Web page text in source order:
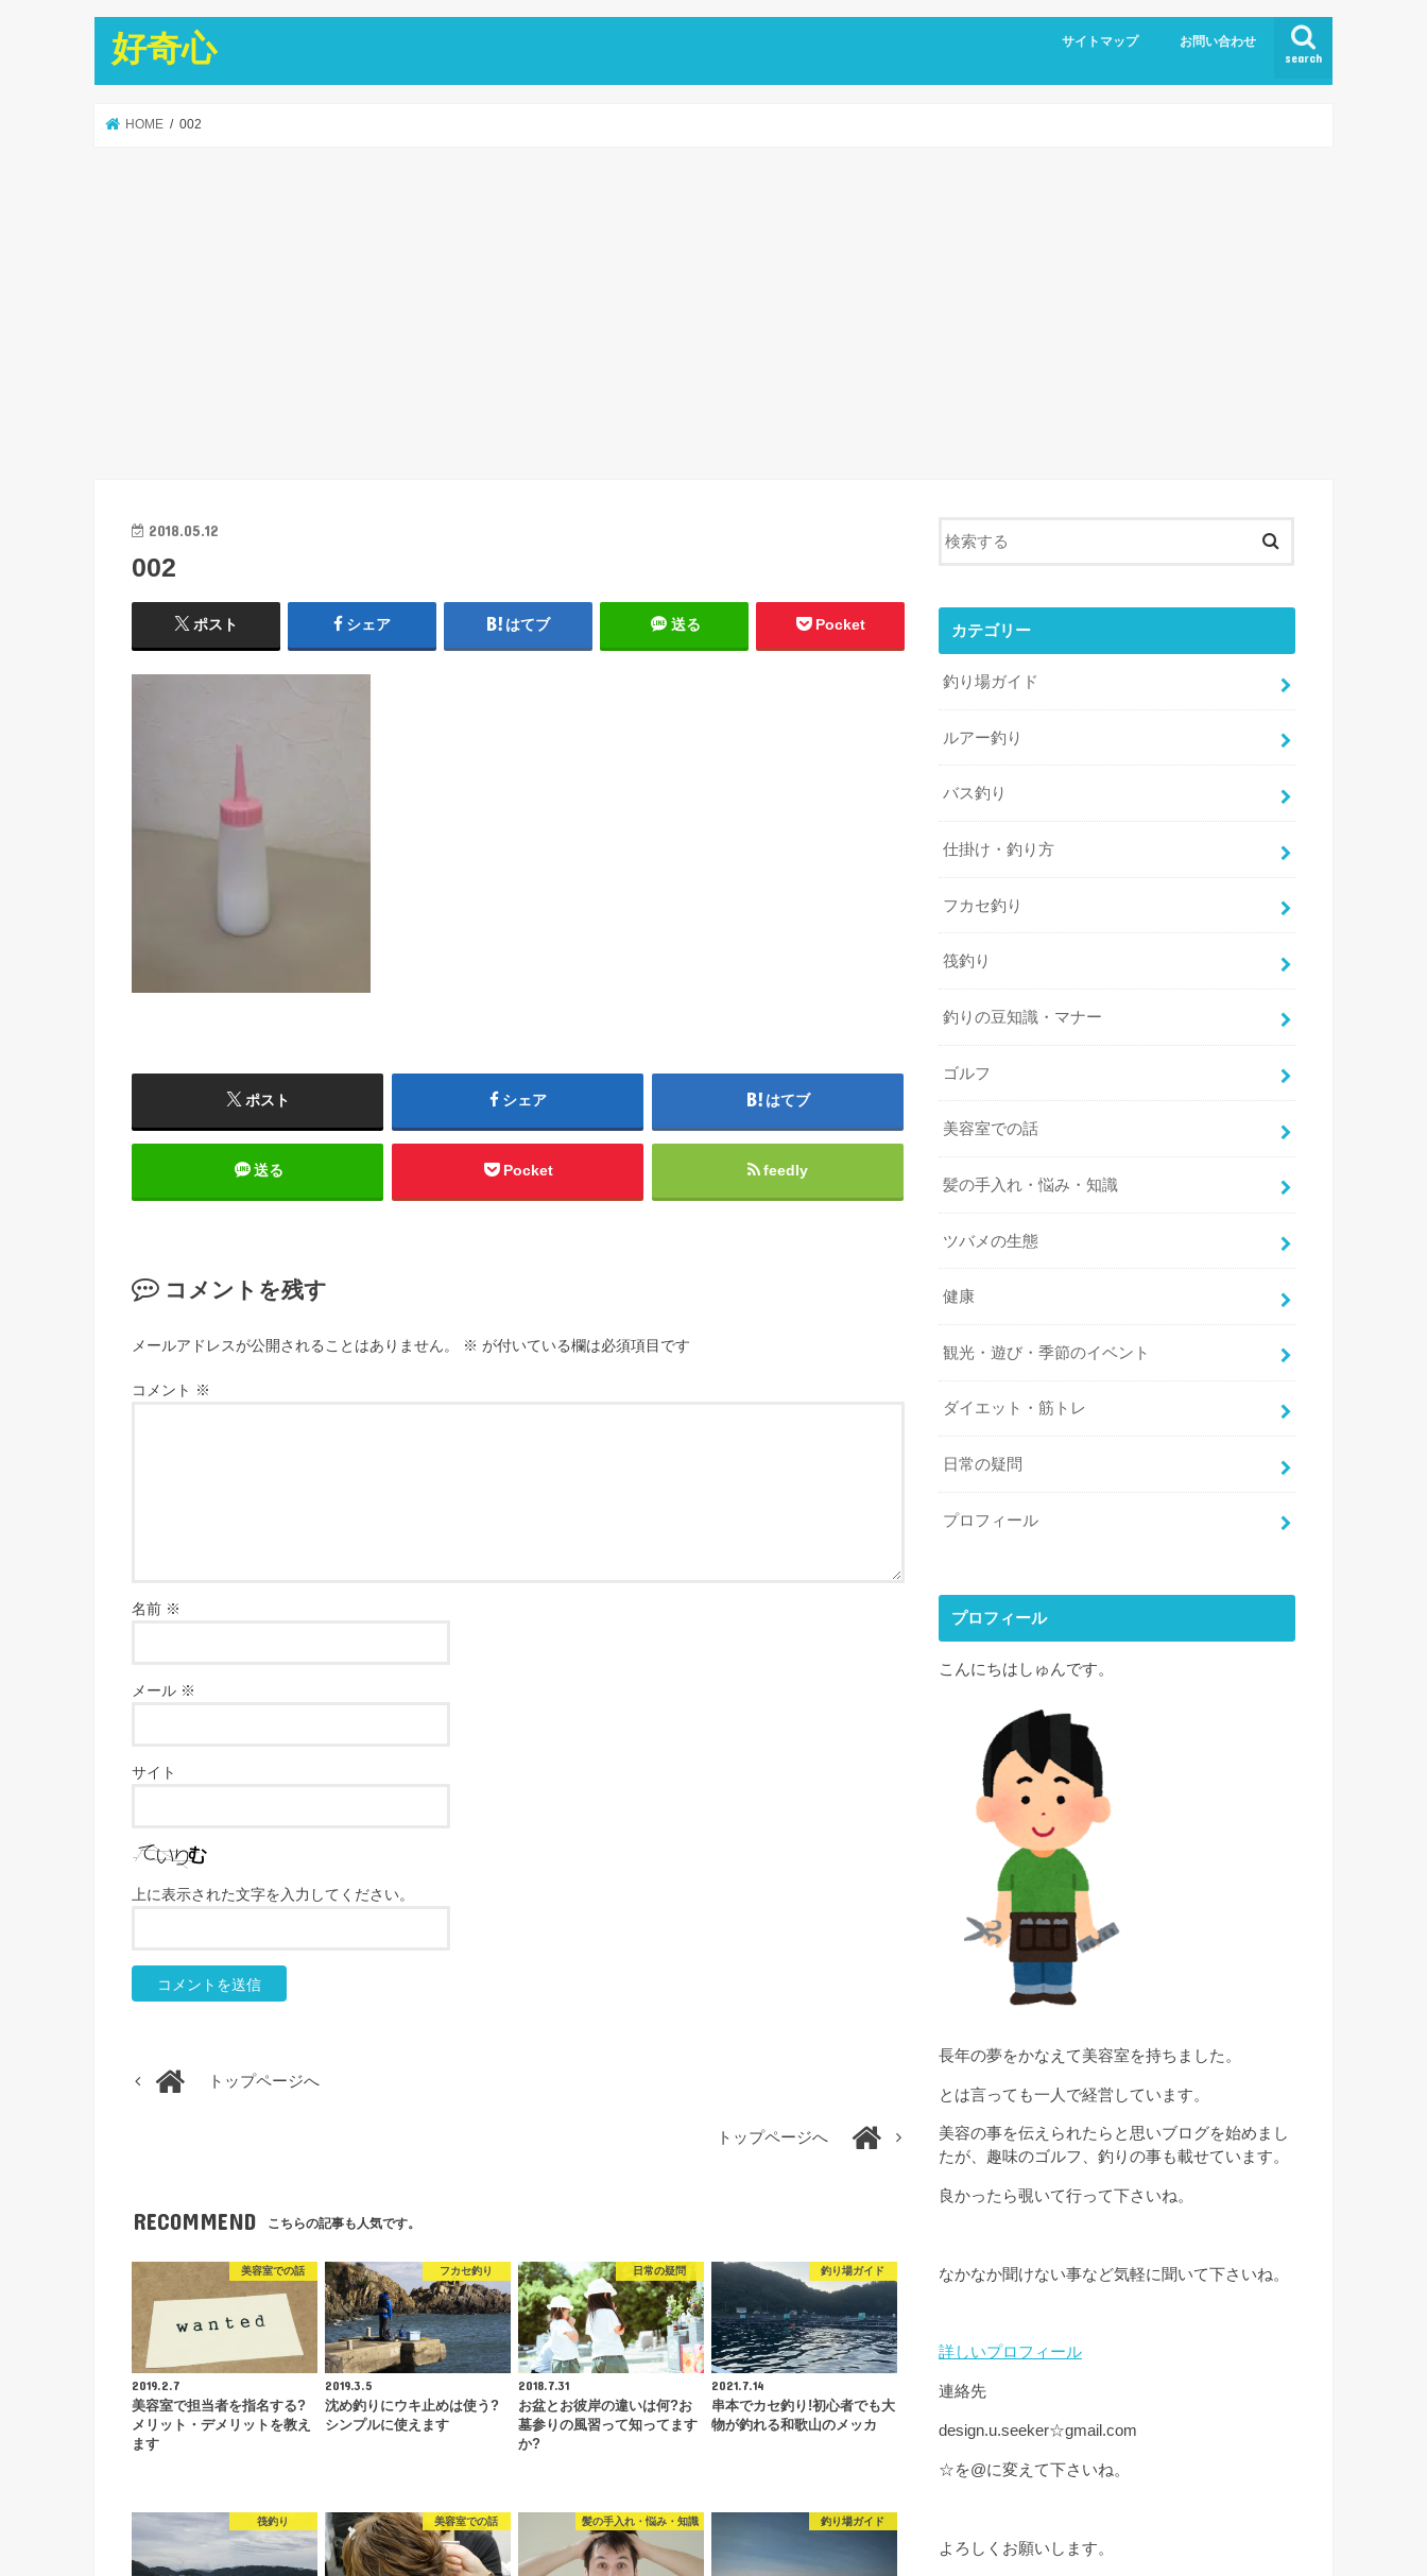
好奇心 search
サイトマップ お問い合わせ
HOME 002
2018.05.12
002
ポスト シェア はてブ 送る Pocket
ポスト シェア はてブ
送る Pocket feedly
コメントを残す
メールアドレスが公開されることはありません。 ※ が付いている欄は必須項目です
コメント ※
名前 ※
メール ※
サイト
上に表示された文字を入力してください。
トップページへ
トップページへ
RECOMMEND こちらの記事も人気です。
美容室での話
2019.2.7
美容室で担当者を指名する?
メリット・デメリットを教え
ます
フカセ釣り
2019.3.5
沈め釣りにウキ止めは使う?
シンプルに使えます
日常の疑問
2018.7.31
お盆とお彼岸の違いは何?お
墓参りの風習って知ってます
か?
釣り場ガイド
2021.7.14
串本でカセ釣り!初心者でも大
物が釣れる和歌山のメッカ
筏釣り 美容室での話 髪の手入れ・悩み・知識 釣り場ガイド
カテゴリー
釣り場ガイド
ルアー釣り
バス釣り
仕掛け・釣り方
フカセ釣り
筏釣り
釣りの豆知識・マナー
ゴルフ
美容室での話
髪の手入れ・悩み・知識
ツバメの生態
健康
観光・遊び・季節のイベント
ダイエット・筋トレ
日常の疑問
プロフィール
プロフィール
こんにちはしゅんです。
長年の夢をかなえて美容室を持ちました。
とは言っても一人で経営しています。
美容の事を伝えられたらと思いブログを始めまし
たが、趣味のゴルフ、釣りの事も載せています。
良かったら覗いて行って下さいね。
なかなか聞けない事など気軽に聞いて下さいね。
詳しいプロフィール
連絡先
design.u.seeker☆gmail.com
☆を@に変えて下さいね。
よろしくお願いします。